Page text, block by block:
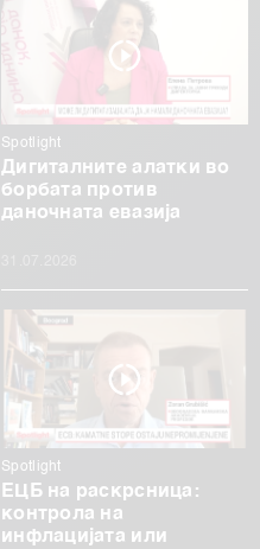
Spotlight
Дигиталните алатки во
борбата против
даночната евазија
Spotlight
ЕЦБ на раскрсница:
контрола на
инфлацијата или